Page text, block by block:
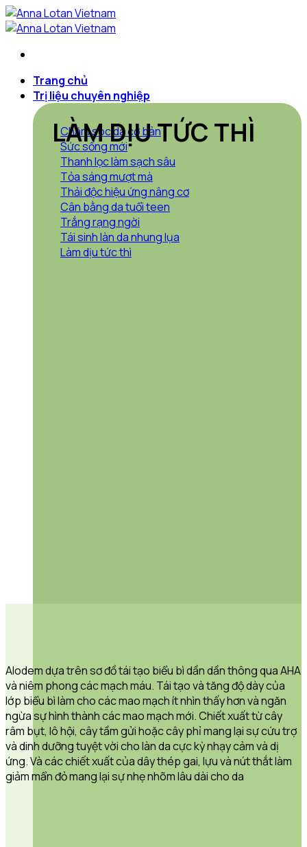
Bỏ
qua
dung
Trang chủ
Trị liệu chuyên nghiệp
Chăm sóc da cơ bản
Sức sống mới
Thanh lọc làm sạch sâu
Tỏa sáng mượt mà
Thải độc hiệu ứng nâng cơ
Cân bằng da tuổi teen
Trắng rạng ngời
Tái sinh làn da nhung lụa
Làm dịu tức thì
LÀM DỊU TỨC THÌ
Alodem dựa trên sơ đồ tái tạo biểu bì dần dần thông qua AHA
và niêm phong các mạch máu. Tái tạo và tăng độ dày của
lớp biểu bì làm cho các mao mạch ít nhìn thấy hơn và ngăn
ngừa sự hình thành các mao mạch mới. Chiết xuất từ cây
râm bụt, lô hội, cây tầm gửi hoặc cây phỉ mang lại sự cứu trợ
và dinh dưỡng tuyệt vời cho làn da cực kỳ nhạy cảm và dị
ứng. Và các chiết xuất của dây thép gai, lựu và nút thắt làm
giảm mẩn đỏ mang lại sự nhẹ nhõm lâu dài cho da